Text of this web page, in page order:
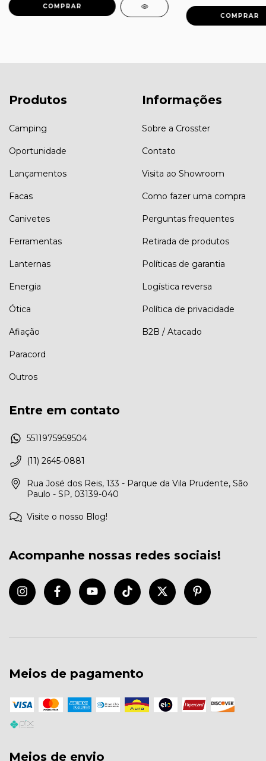
Produtos
Camping
Oportunidade
Lançamentos
Facas
Canivetes
Ferramentas
Lanternas
Energia
Ótica
Afiação
Paracord
Outros
Informações
Sobre a Crosster
Contato
Visita ao Showroom
Como fazer uma compra
Perguntas frequentes
Retirada de produtos
Políticas de garantia
Logística reversa
Política de privacidade
B2B / Atacado
Entre em contato
5511975959504
(11) 2645-0881
Rua José dos Reis, 133 - Parque da Vila Prudente, São
Paulo - SP, 03139-040
Visite o nosso Blog!
Acompanhe nossas redes sociais!
Meios de pagamento
Meios de envio